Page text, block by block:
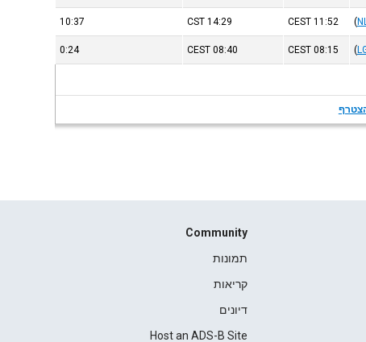
(
11:52
CEST
14:29
CST
10:37
(
08:15
CEST
08:40
CEST
0:24
Community
תמונות
קריאות
דיונים
Host an ADS-B Site